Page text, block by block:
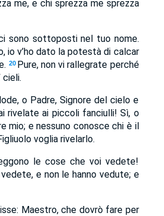
me, e chi sprezza me sprezza
sono sottoposti nel tuo nome.
io v’ho dato la potestà di calcar
20 Pure, non vi rallegrate perché
o Padre, Signore del cielo e
rivelate ai piccoli fanciulli! Sì, o
mio; e nessuno conosce chi è il
voglia rivelarlo.
le cose che voi vedete!
e non le hanno vedute; e
Maestro, che dovrò fare per